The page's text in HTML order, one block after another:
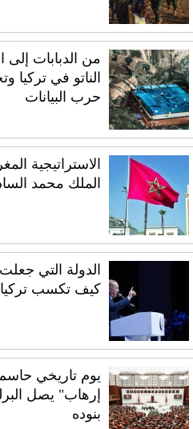
من الدبابات إلى
الناتو في تركيا
حرب البيانات
الاستراتيجية
الملك محمد
الدولة التي
كيف تكسب
يوم تاريخي
إرهاب" يصل
بنوده